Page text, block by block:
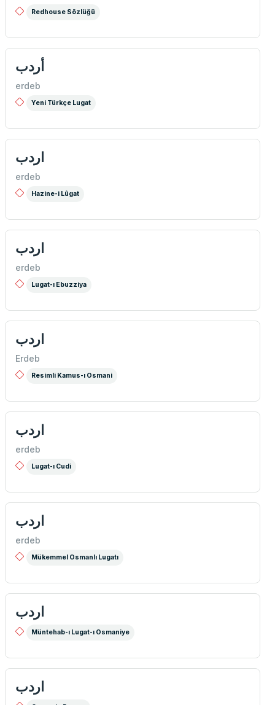
Redhouse Sözlüğü
أردب
erdeb
Yeni Türkçe Lugat
اردب
erdeb
Hazine-i Lûgat
اردب
erdeb
Lugat-ı Ebuzziya
اردب
Erdeb
Resimli Kamus-ı Osmani
اردب
erdeb
Lugat-ı Cudi
اردب
erdeb
Mükemmel Osmanlı Lugatı
اردب
Müntehab-ı Lugat-ı Osmaniye
اردب